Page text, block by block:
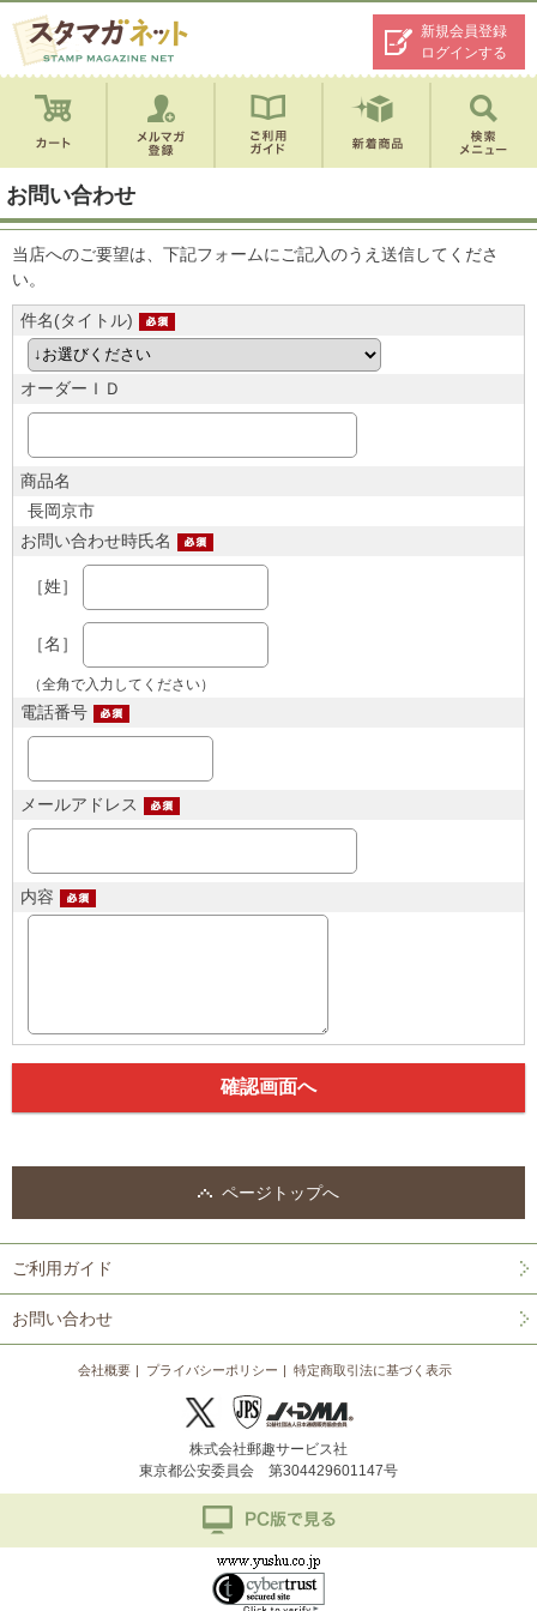
新規会員登録
ログインする
お問い合わせ
当店へのご要望は、下記フォームにご記入のうえ送信してくださ
い。
件名(タイトル)
オーダーＩＤ
商品名
長岡京市
お問い合わせ時氏名
［姓］
［名］
（全角で入力してください）
電話番号
メールアドレス
内容
ページトップへ
ご利用ガイド
お問い合わせ
会社概要 プライバシーポリシー 特定商取引法に基づく表示
株式会社郵趣サービス社
東京都公安委員会 第304429601147号